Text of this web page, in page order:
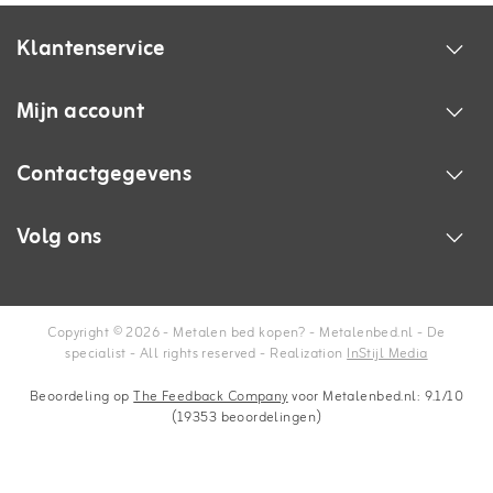
Klantenservice
Mijn account
Contactgegevens
Volg ons
Copyright © 2026 - Metalen bed kopen? - Metalenbed.nl - De
specialist - All rights reserved - RealizationInStijl Media
Beoordeling opThe Feedback Companyvoor Metalenbed.nl: 9.1/10
(19353 beoordelingen)